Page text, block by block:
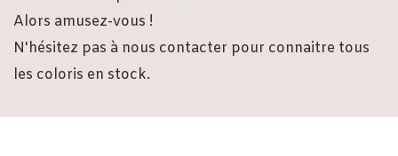
Alors amusez-vous !
N'hésitez pas à nous contacter pour connaitre tous
les coloris en stock.